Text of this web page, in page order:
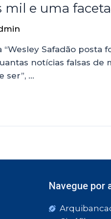
mil e uma
Safadão
notícias falsas
ser”, …
Navegue por